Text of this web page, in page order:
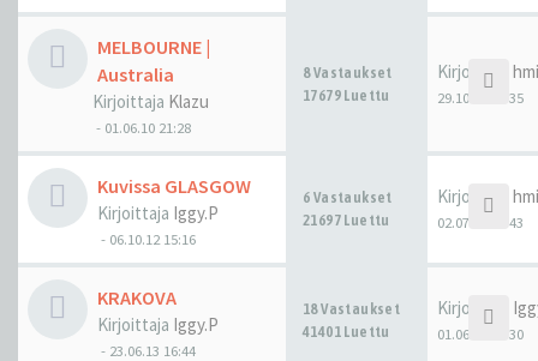
MELBOURNE |
Australia
Kirjoittaja Klazu
- 01.06.10 21:28
8 Vastaukset
17679 Luettu
Kirjoittaja
29.10.18 00:35
Kuvissa GLASGOW
Kirjoittaja Iggy.P
- 06.10.12 15:16
6 Vastaukset
21697 Luettu
Kirjoittaja
02.07.18 23:43
KRAKOVA
Kirjoittaja Iggy.P
- 23.06.13 16:44
18 Vastaukset
41401 Luettu
Kirjoittaja
01.06.18 17:30